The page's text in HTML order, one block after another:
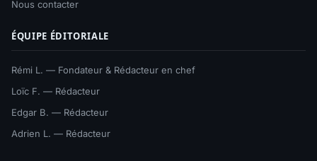
Nous contacter
ÉQUIPE ÉDITORIALE
Rémi L. — Fondateur & Rédacteur en chef
Loïc F. — Rédacteur
Edgar B. — Rédacteur
Adrien L. — Rédacteur